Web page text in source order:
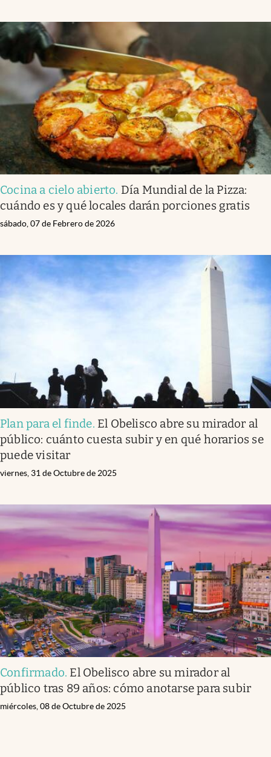
Cocina a cielo abierto. Día Mundial de la Pizza:
cuándo es y qué locales darán porciones gratis
sábado, 07 de Febrero de 2026
Plan para el finde. El Obelisco abre su mirador al
público: cuánto cuesta subir y en qué horarios se
puede visitar
viernes, 31 de Octubre de 2025
Confirmado. El Obelisco abre su mirador al
público tras 89 años: cómo anotarse para subir
miércoles, 08 de Octubre de 2025